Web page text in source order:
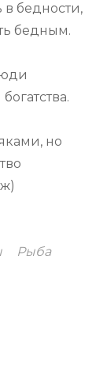
бедности,
бедным.
но
Рыба